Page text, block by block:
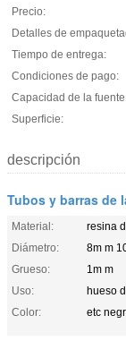
Precio:
Detalles de
Tiempo de entrega:
Condiciones de pago:
Capacidad de la
Superficie:
descripción
Tubos y barras de
Material:
resina
Diámetro:
8m m
Grueso:
1m m
Uso:
hueso
Color:
etc